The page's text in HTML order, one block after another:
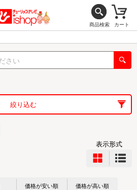
商品検索 カート
絞り込む
表示形式
価格が安い順 価格が高い順